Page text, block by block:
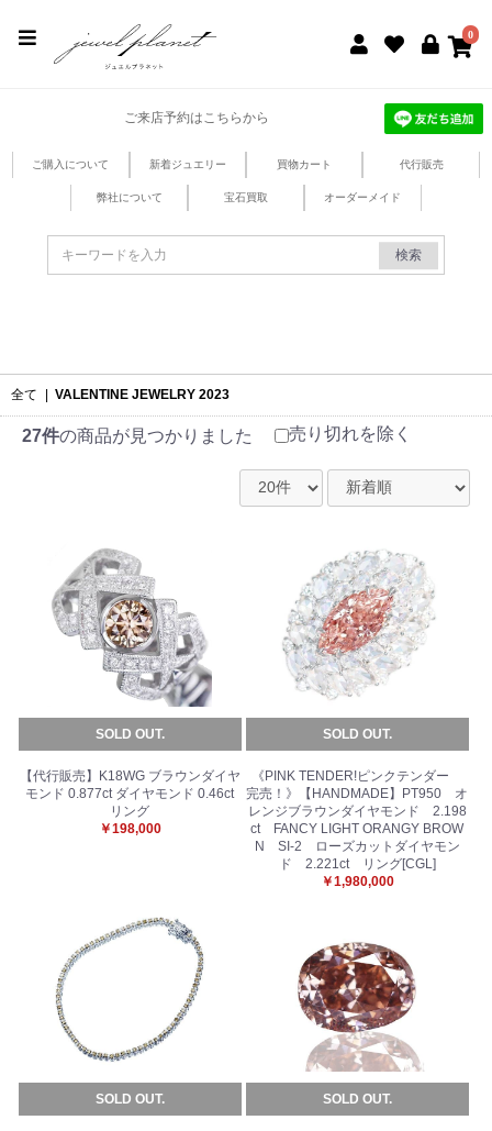
0
ご来店予約はこちらから
ご購入について 新着ジュエリー 買物カート 代行販売
弊社について 宝石買取 オーダーメイド
検索
全て VALENTINE JEWELRY 2023
27件の商品が見つかりました 売り切れを除く
SOLD OUT.
【代行販売】K18WG ブラウンダイヤ
モンド 0.877ct ダイヤモンド 0.46ct
リング
￥198,000
SOLD OUT.
《PINK TENDER!ピンクテンダー
完売！》【HANDMADE】PT950 オ
レンジブラウンダイヤモンド 2.198
ct FANCY LIGHT ORANGY BROW
N SI-2 ローズカットダイヤモン
ド 2.221ct リング[CGL]
￥1,980,000
SOLD OUT. SOLD OUT.